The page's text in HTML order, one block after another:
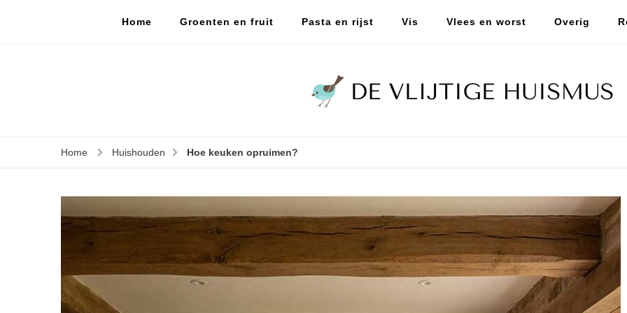
Home Groenten en fruit Pasta en rijst Vis Vlees en worst Overig
Home Huishouden Hoe keuken opruimen?